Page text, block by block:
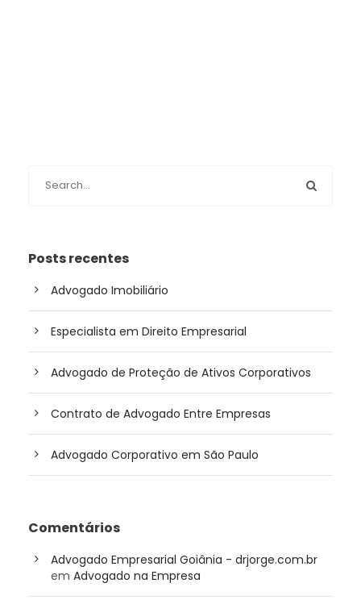
Posts recentes
Advogado Imobiliário
Especialista em Direito Empresarial
Advogado de Proteção de Ativos Corporativos
Contrato de Advogado Entre Empresas
Advogado Corporativo em São Paulo
Comentários
Advogado Empresarial Goiânia - drjorge.com.br
em Advogado na Empresa